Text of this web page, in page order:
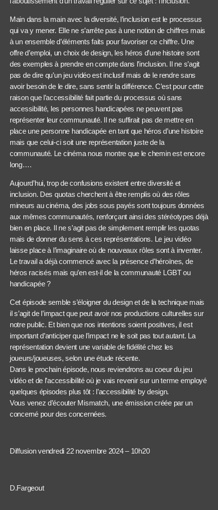
Main dans la main avec la diversité, l’inclusion est le processus
qui va y mener. Elle ne s’arrête pas à une notion de chiffres mais
à un ensemble d’éléments faits pour favoriser ce chiffre. Une
offre d’emploi, un choix de design, les héros d’une histoire sont
des exemples à prendre en compte dans l’inclusion. Il ne s’agit
pas de dire qu’un jeu vidéo est inclusif mais de le rendre sans
avoir besoin de le dire, sans sentir la différence. C’est pour cette
raison que l’accessibilité fait partie du processus où sans
accessibilité, les personnes handicapées ne peuvent pas
représenter leur communauté. Il ne suffirait pas de mettre en
place une personne handicapée en tant que héros d’une histoire
mais que celui-ci soit une représentation juste de la
communauté. Le cinéma nous montre que le chemin est encore
long….
Aujourd’hui, trop de confusions existent entre diversité et
inclusion. Des quotas cherchent à être remplis où des rôles
mineurs au cinéma, des jobs sous payés sont toujours données
aux mêmes communautés, renforçant ainsi des stéréotypes déjà
bien en place. Il ne s’agit pas de simplement remplir les quotas
mais de donner du sens à ces représentations. Le jeu vidéo
laisse place à l’imaginaire où de nouveaux rôles sont à inventer.
Le travail a déjà commencé avec la présence d’héroïnes, de
héros racisés mais qu’en est-il de la communauté LGBT ou
handicapée ?
Cet épisode semble s’éloigner du design et de la technique mais
il s’agit de l’impact que peut avoir nos productions culturelles sur
notre public. Et bien que nos intentions soient positives, il est
important d’anticiper que l’impact ne le soit pas tout autant. La
représentation devient une variable de fidélité chez les
joueurs/joueuses, selon une étude récente.
Dans le prochain épisode, nous reviendrons au coeur du jeu
vidéo et de l’accessibilité où je vais revenir sur un terme employé
quelques épisodes plus tôt : l’accessibilité by design.
Vous venez d’écouter Mismatch, une émission créée par un
concerné pour des concernées.
Diffusion vendredi 22 novembre 2024 – 10h20
D.Fargeout